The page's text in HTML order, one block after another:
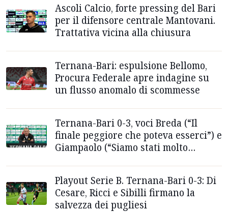
Ascoli Calcio, forte pressing del Bari
per il difensore centrale Mantovani.
Trattativa vicina alla chiusura
Ternana-Bari: espulsione Bellomo,
Procura Federale apre indagine su
un flusso anomalo di scommesse
Ternana-Bari 0-3, voci Breda (“Il
finale peggiore che poteva esserci”) e
Giampaolo (“Siamo stati molto
Playout Serie B. Ternana-Bari 0-3: Di
Cesare, Ricci e Sibilli firmano la
salvezza dei pugliesi